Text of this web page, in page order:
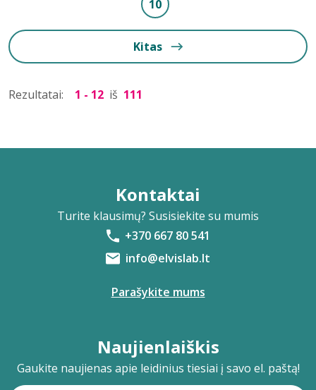
10
Kitas
Rezultatai: 1 - 12 iš 111
Kontaktai
Turite klausimų? Susisiekite su mumis
+370 667 80 541
info@elvislab.lt
Parašykite mums
Naujienlaiškis
Gaukite naujienas apie leidinius tiesiai į savo el. paštą!